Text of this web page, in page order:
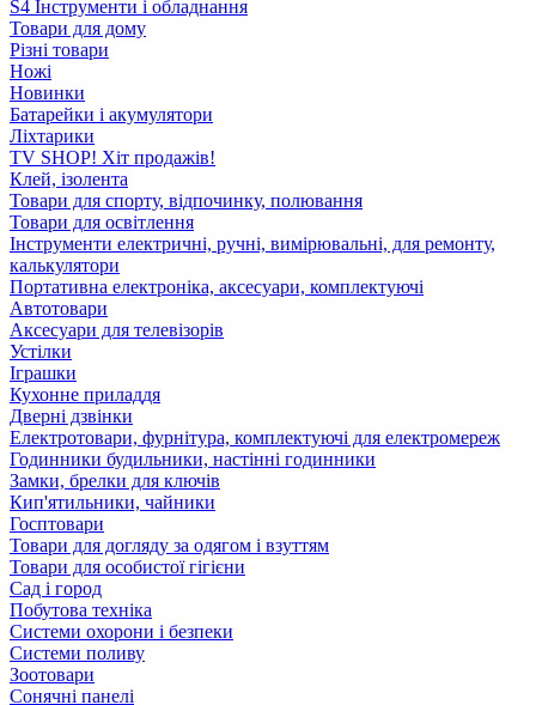
S4 Інструменти і обладнання
Товари для дому
Різні товари
Ножі
Новинки
Батарейки і акумулятори
Ліхтарики
TV SHOP! Хіт продажів!
Клей, ізолента
Товари для спорту, відпочинку, полювання
Товари для освітлення
Інструменти електричні, ручні, вимірювальні, для ремонту,
калькулятори
Портативна електроніка, аксесуари, комплектуючі
Автотовари
Аксесуари для телевізорів
Устілки
Іграшки
Кухонне приладдя
Дверні дзвінки
Електротовари, фурнітура, комплектуючі для електромереж
Годинники будильники, настінні годинники
Замки, брелки для ключів
Кип'ятильники, чайники
Госптовари
Товари для догляду за одягом і взуттям
Товари для особистої гігієни
Сад і город
Побутова техніка
Системи охорони і безпеки
Системи поливу
Зоотовари
Сонячні панелі